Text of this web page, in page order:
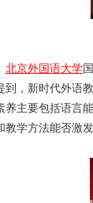
北京外国语大学
到，新时代外语
养主要包括语言
教学方法能否激